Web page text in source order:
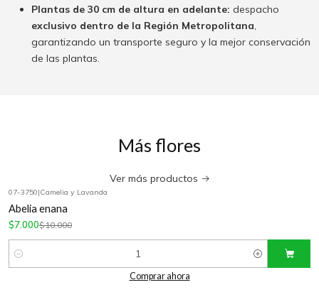
Plantas de 30 cm de altura en adelante: despacho
exclusivo dentro de la Región Metropolitana,
garantizando un transporte seguro y la mejor conservación
de las plantas.
Más flores
Ver más productos
07-3750|Camelia y Lavanda
Abelia enana
$7.000$10.000
Cantidad
Comprar ahora